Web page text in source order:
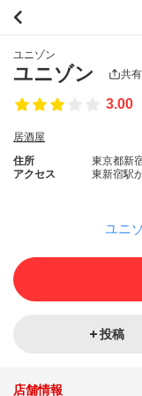
ユニゾン
ユニゾン 共有
3.00
居酒屋
住所
東京都新
アクセス
東新宿駅
ユニ
投稿
店舗情報